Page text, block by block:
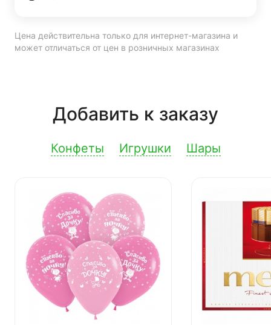
Цена действительна только для интернет-магазина и
может отличаться от цен в розничных магазинах
Добавить к заказу
Конфеты Игрушки Шары